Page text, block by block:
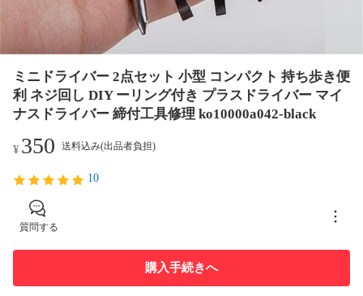
ミニドライバー 2点セット 小型 コンパクト 持ち歩き便
利 ネジ回し DIY ーリング付き プラスドライバー マイ
ナスドライバー 締付工具修理 ko10000a042-black
¥350 送料込み(出品者負担)
10
質問する
購入手続きへ